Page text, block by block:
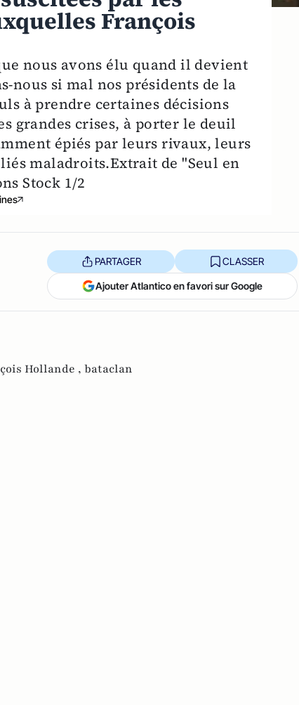
François
nous avons élu quand il devient
nous si mal nos présidents de la
à prendre certaines décisions
grandes crises, à porter le deuil
épiés par leurs rivaux, leurs
maladroits.Extrait de "Seul en
Stock 1/2
PARTAGER CLASSER
Ajouter Atlantico en favori sur Google
Hollande , bataclan